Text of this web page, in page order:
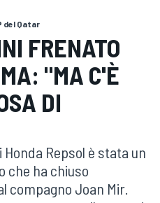
del Qatar
FRENATO
"MA C'È
DI
Repsol è stata un
che ha chiuso
compagno Joan Mir.